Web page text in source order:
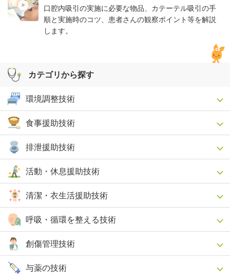
口腔内吸引の実施に必要な物品、カテーテル吸引の手
順と実施時のコツ、患者さんの観察ポイント等を解説
します。
カテゴリから探す
環境調整技術
食事援助技術
排泄援助技術
活動・休息援助技術
清潔・衣生活援助技術
呼吸・循環を整える技術
創傷管理技術
与薬の技術